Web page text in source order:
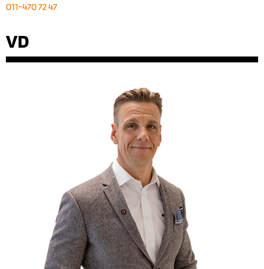
011-470 72 47
VD